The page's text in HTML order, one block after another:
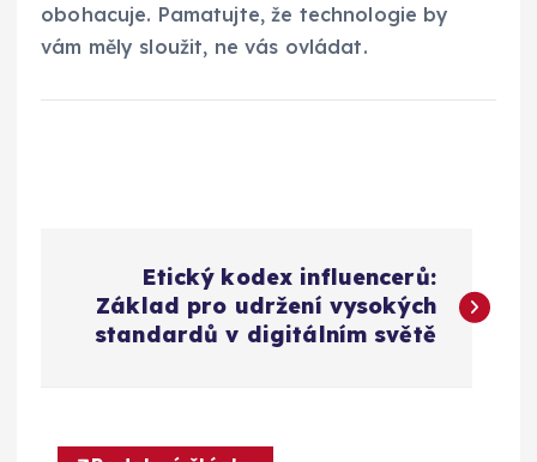
obohacuje. Pamatujte, že technologie by
vám měly sloužit, ne vás ovládat.
Etický kodex influencerů:
Základ pro udržení vysokých
standardů v digitálním světě